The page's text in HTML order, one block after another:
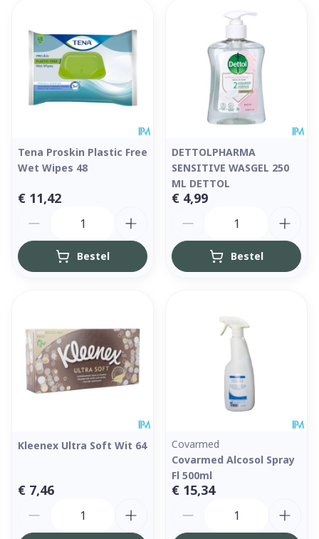
Tena Proskin Plastic Free
Wet Wipes 48
€ 11,42
Bestel
DETTOLPHARMA
SENSITIVE WASGEL 250
ML DETTOL
€ 4,99
Bestel
Kleenex Ultra Soft Wit 64
€ 7,46
Covarmed
Covarmed Alcosol Spray
Fl 500ml
€ 15,34